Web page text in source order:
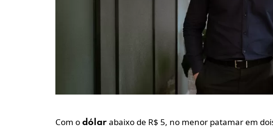
Com o dólar abaixo de R$ 5, no menor patamar em